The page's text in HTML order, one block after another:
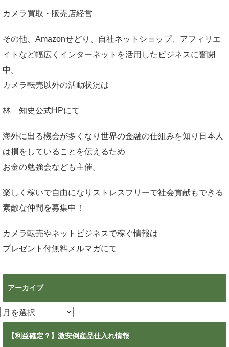
カメラ買取・販売店経営
その他、Amazonせどり、自社ネットショップ、アフィリエ
イトなど幅広くインターネットを活用したビジネスに奮闘
中。
カメラ転売以外の活動状況は
林 知史公式HPにて
海外に出る機会が多くなり世界の金融の仕組みを知り日本人
は損をしていることを伝えるため
お金の勉強会なども主催。
楽しく稼いで自由になりストレスフリーで社会貢献もできる
素敵な仲間を募集中！
カメラ転売やネットビジネスで稼ぐ情報は
プレゼント付無料メルマガにて
アーカイブ
ア
ー
【利益確定？】激安倒産品仕入れ情報